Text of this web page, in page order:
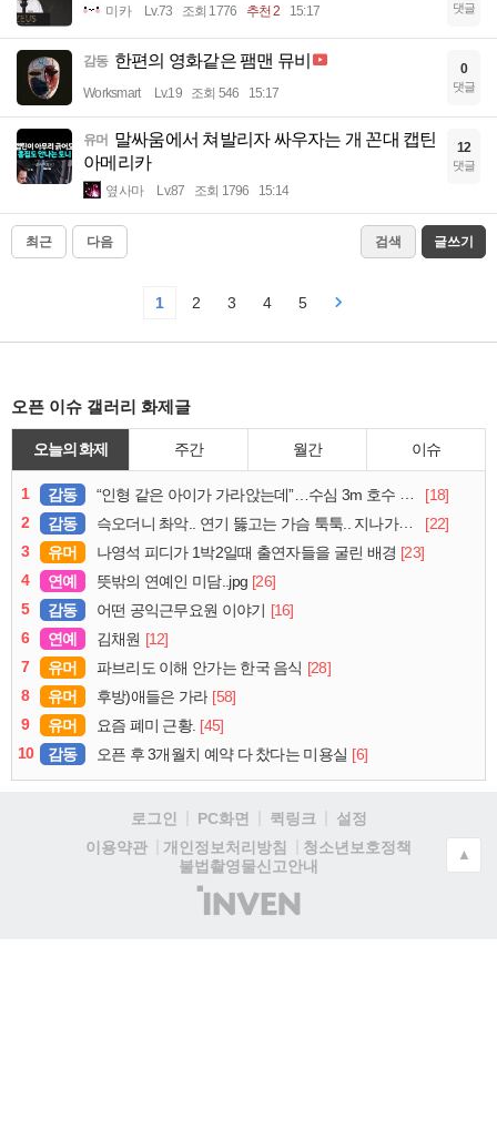
미카 Lv.73 조회 1776 추천 2 15:17 댓글
감동 한편의 영화같은 팸맨 뮤비
Worksmart Lv.19 조회 546 15:17
0
댓글
유머 말싸움에서 쳐발리자 싸우자는 개 꼰대 캡틴
아메리카
옆사마 Lv.87 조회 1796 15:14
12
댓글
최근 다음 검색 글쓰기
1 2 3 4 5
오픈 이슈 갤러리 화제글
오늘의 화제 주간 월간 이슈
1 감동 “인형 같은 아이가 가라앉는데”…수심 3m 호수 뛰어든 60대 의인
[18]
2
감동 슥오더니 촤악.. 연기 뚫고는 가슴 툭툭.. 지나가던 아재의 정체
[22]
3
유머 나영석 피디가 1박2일때 출연자들을 굴린 배경 [23]
4
연예 뜻밖의 연예인 미담..jpg [26]
5
감동 어떤 공익근무요원 이야기 [16]
6
연예 김채원 [12]
7
유머 파브리도 이해 안가는 한국 음식 [28]
8
유머 후방)애들은 가라 [58]
9
유머 요즘 폐미 근황. [45]
10
감동 오픈 후 3개월치 예약 다 찼다는 미용실 [6]
로그인 PC화면 퀵링크
설정
이용약관
개인정보처리방침
청소년보호정책
불법촬영물신고안내
(주)
인
▲